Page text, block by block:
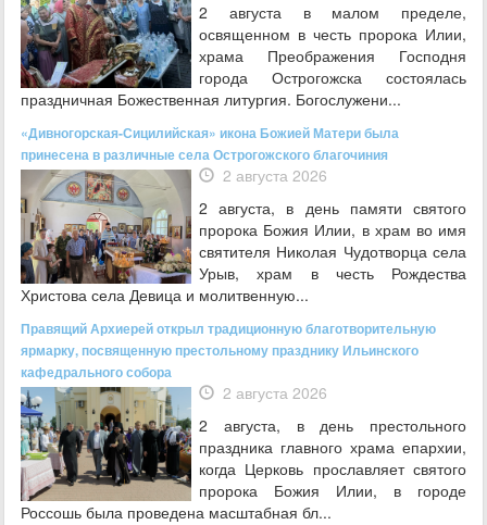
2 августа в малом пределе,
освященном в честь пророка Илии,
храма Преображения Господня
города Острогожска состоялась
праздничная Божественная литургия. Богослужени...
«Дивногорская-Сицилийская» икона Божией Матери была
принесена в различные села Острогожского благочиния
2 августа 2026
2 августа, в день памяти святого
пророка Божия Илии, в храм во имя
святителя Николая Чудотворца села
Урыв, храм в честь Рождества
Христова села Девица и молитвенную...
Правящий Архиерей открыл традиционную благотворительную
ярмарку, посвященную престольному празднику Ильинского
кафедрального собора
2 августа 2026
2 августа, в день престольного
праздника главного храма епархии,
когда Церковь прославляет святого
пророка Божия Илии, в городе
Россошь была проведена масштабная бл...